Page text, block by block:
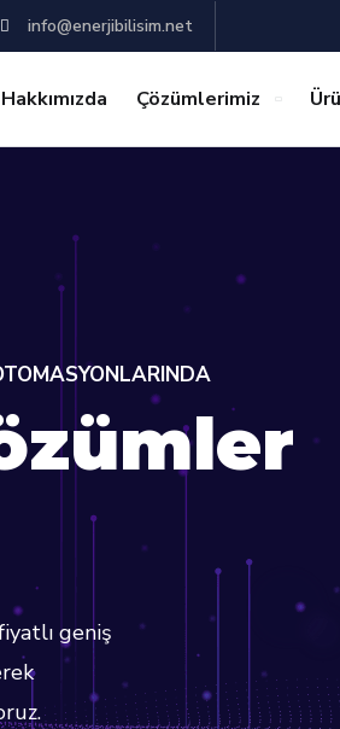
info@enerjibilisim.net
Hakkımızda Çözümlerimiz
geniş